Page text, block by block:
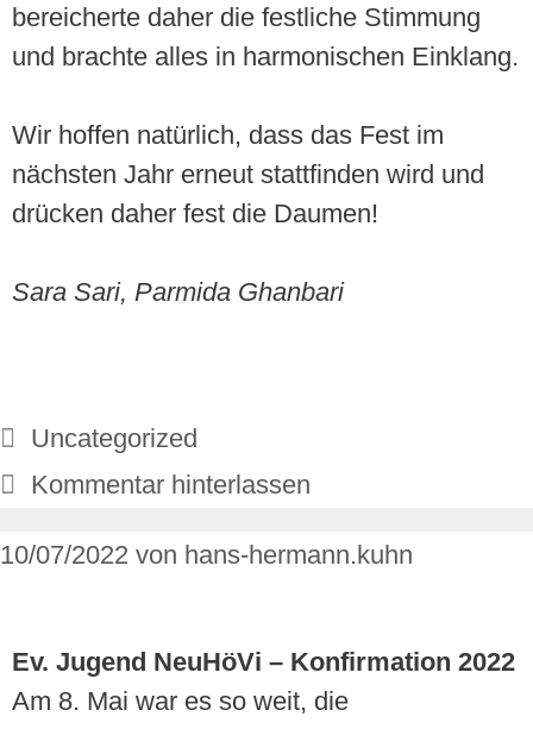
bereicherte daher die festliche Stimmung
und brachte alles in harmonischen Einklang.
Wir hoffen natürlich, dass das Fest im
nächsten Jahr erneut stattfinden wird und
drücken daher fest die Daumen!
Sara Sari, Parmida Ghanbari
Uncategorized
Kommentar hinterlassen
10/07/2022 von hans-hermann.kuhn
Ev. Jugend NeuHöVi – Konfirmation 2022
Am 8. Mai war es so weit, die